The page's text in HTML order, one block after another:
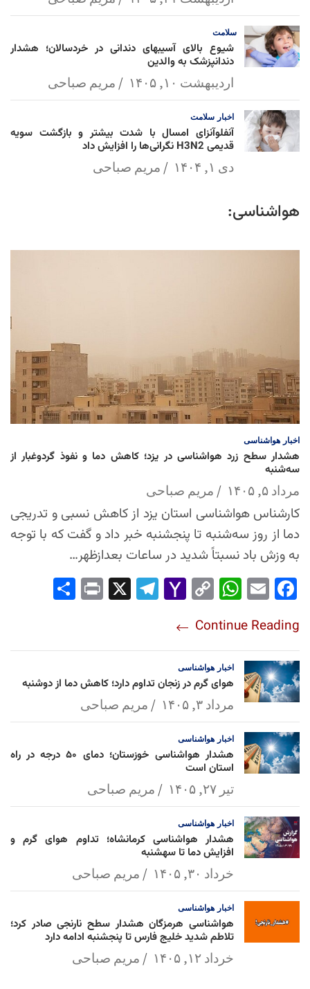
سلامت
شیوع بالای آسیبهای دندانی در خردسالان؛ هشدار
دندانپزشک به والدین
اردیبهشت ۱۰, ۱۴۰۵ مریم صباحی
اخبار سلامت
آنفلوآنزای امسال با شدت بیشتر و بازگشت سویه
قدیمی H3N2 نگرانی‌ها را افزایش داد
دی ۱, ۱۴۰۴ مریم صباحی
هواشناسی:
اخبار هواشناسی
هشدار سطح زرد هواشناسی در یزد؛ کاهش دما و نفوذ گردوغبار از
سه‌شنبه
مرداد ۵, ۱۴۰۵ مریم صباحی
کارشناس هواشناسی استان یزد از کاهش نسبی و تدریجی
دما از روز سه‌شنبه تا پنجشنبه خبر داد و گفت که با توجه
به وزش باد نسبتاً شدید در ساعات بعدازظهر…
Fac
ok
Em
Wh
Ap
p
Co
Lin
k
Yah
l
Tel
Pri
Continue Reading
اخبار هواشناسی
هوای گرم در زنجان تداوم دارد؛ کاهش دما از دوشنبه
مرداد ۳, ۱۴۰۵ مریم صباحی
اخبار هواشناسی
هشدار هواشناسی خوزستان؛ دمای ۵۰ درجه در راه
استان است
تیر ۲۷, ۱۴۰۵ مریم صباحی
اخبار هواشناسی
هشدار هواشناسی کرمانشاه؛ تداوم هوای گرم و
افزایش دما تا سهشنبه
خرداد ۳۰, ۱۴۰۵ مریم صباحی
اخبار هواشناسی
هواشناسی هرمزگان هشدار سطح نارنجی صادر کرد؛
تلاطم شدید خلیج فارس تا پنجشنبه ادامه دارد
خرداد ۱۲, ۱۴۰۵ مریم صباحی